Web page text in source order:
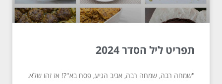
תפריט ליל הסדר 2024
"שמחה רבה, שמחה רבה, אביב הגיע, פסח בא"?! אז זהו שלא.